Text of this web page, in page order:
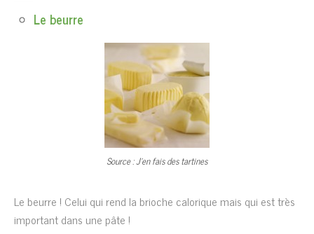
Le beurre
Source : J’en fais des tartines
Le beurre ! Celui qui rend la brioche calorique mais qui est très
important dans une pâte !